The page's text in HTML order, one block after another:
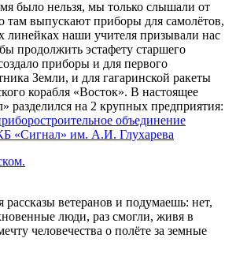
было нельзя, мы только слышали от
там выпускают приборы для самолётов,
линейках наши учителя призывали нас
продолжить эстафету старшего
приборы и для первого
Земли, и для гагаринской ракеты
корабля «Восток». В настоящее
разделился на 2 крупных предприятия:
объединение
«Сигнал» им. А.И. Глухарева
ветеранов и подума­ешь: нет,
люди, раз смог­ли, живя в
человечества о по­лёте за земные